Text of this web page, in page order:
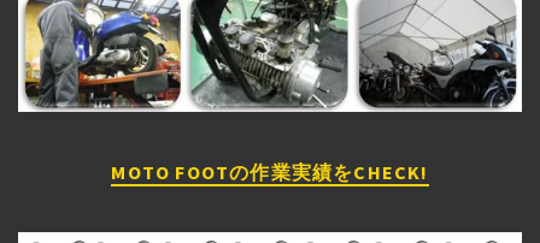
MOTO FOOTの作業実績をCHECK!